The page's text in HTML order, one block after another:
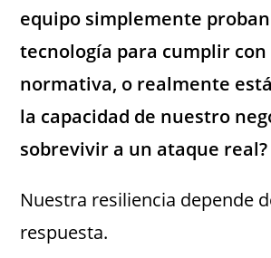
equipo simplemente
tecnología para cumplir con
normativa, o realmente
la capacidad de nuestro
sobrevivir a un ataque real?
Nuestra resiliencia depende
respuesta.